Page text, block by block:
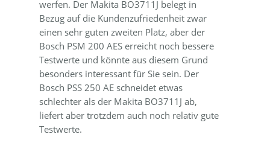
werfen. Der Makita BO3711J belegt in
Bezug auf die Kundenzufriedenheit zwar
einen sehr guten zweiten Platz, aber der
Bosch PSM 200 AES erreicht noch bessere
Testwerte und könnte aus diesem Grund
besonders interessant für Sie sein. Der
Bosch PSS 250 AE schneidet etwas
schlechter als der Makita BO3711J ab,
liefert aber trotzdem auch noch relativ gute
Testwerte.